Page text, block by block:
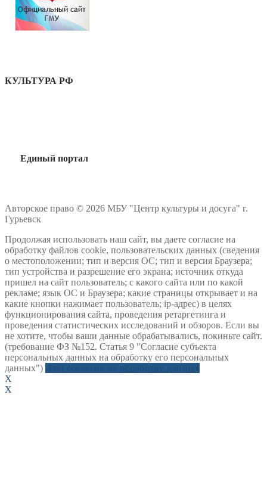
КУЛЬТУРА РФ
Единый портал
Авторское право © 2026 МБУ "Центр культуры и досуга" г.
Гурьевск
Продолжая использовать наш сайт, вы даете согласие на
обработку файлов cookie, пользовательских данных (сведения
о местоположении; тип и версия ОС; тип и версия Браузера;
тип устройства и разрешение его экрана; источник откуда
пришел на сайт пользователь; с какого сайта или по какой
рекламе; язык ОС и Браузера; какие страницы открывает и на
какие кнопки нажимает пользователь; ip-адрес) в целях
функционирования сайта, проведения ретаргетинга и
проведения статистических исследований и обзоров. Если вы
не хотите, чтобы ваши данные обрабатывались, покиньте сайт.
(требование ФЗ №152. Статья 9 "Согласие субъекта
персональных данных на обработку его персональных
данных")
X
X